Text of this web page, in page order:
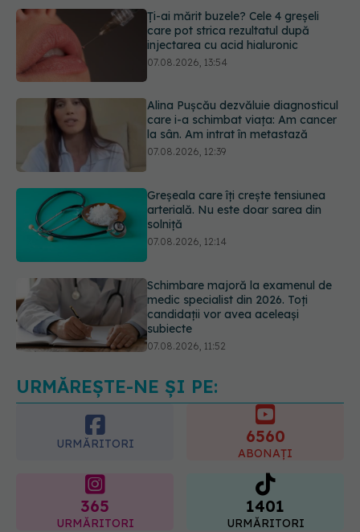
Alina Pușcău dezvăluie diagnosticul
care i-a schimbat viața: Am cancer
Greșeala care îți crește tensiunea
arterială. Nu este doar sarea din
Schimbare majoră la examenul de
medic specialist din 2026. Toți
07.08.2026, 11:52
Cât durează simptomele
menopauzei?
07.08.2026, 15:14
URMĂREȘTE-NE ȘI PE:
URMĂRITORI 6560
ABONAȚI
365
URMĂRITORI
1401
URMĂRITORI